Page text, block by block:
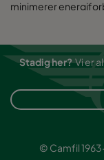
minimerer
Stadig her?Vi er
© Camfil